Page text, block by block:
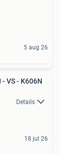
5 aug 26
- VS - K606N
Details
18 jul 26